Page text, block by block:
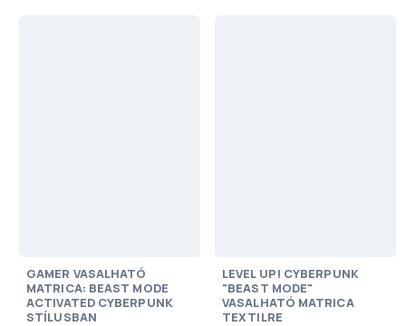
GAMER VASALHATÓ
MATRICA: BEAST MODE
ACTIVATED CYBERPUNK
STÍLUSBAN
LEVEL UP! CYBERPUNK
"BEAST MODE"
VASALHATÓ MATRICA
TEXTILRE